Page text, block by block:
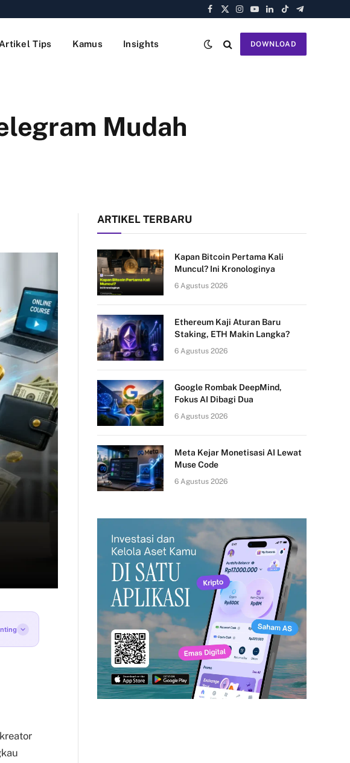
Facebook
X
Instagram
YouTube
LinkedIn
TikTokTelegram
Artikel Tips Kamus Insights DOWNLOAD
Mudah
ARTIKEL TERBARU
Kapan Bitcoin Pertama Kali
Muncul? Ini Kronologinya
6 Agustus 2026
Ethereum Kaji Aturan Baru
Staking, ETH Makin Langka?
6 Agustus 2026
Google Rombak DeepMind,
Fokus AI Dibagi Dua
6 Agustus 2026
Meta Kejar Monetisasi AI Lewat
Muse Code
6 Agustus 2026